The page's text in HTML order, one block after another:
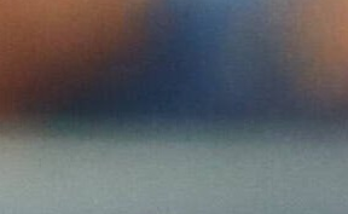
Zanimljivosti